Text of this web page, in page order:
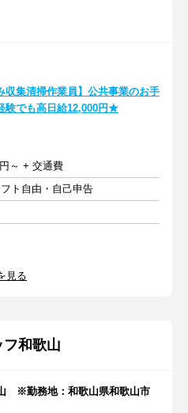
収集清掃作業員】公共事業のお手
験でも高日給12,000円★
～ + 交通費
ト自由・自己申告
見る
和歌山
※勤務地：和歌山県和歌山市